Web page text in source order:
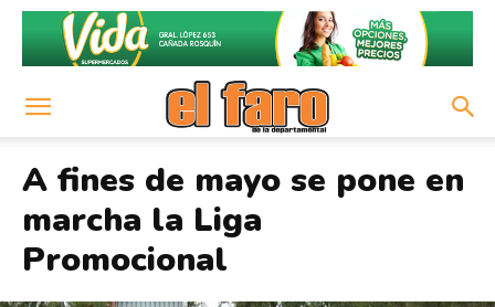
A fines de mayo se pone en
marcha la Liga
Promocional